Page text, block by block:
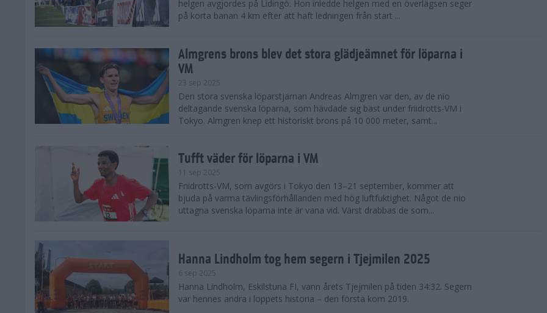
helgen avgjordes på Lidingö. Hon inledde helgen med en överlägsen seger
på korta banan 4 km efter att haft ledningen från start ...
Almgrens brons blev det stora glädjeämnet för löparna i
VM
23 sep 2025
Den stora svenska löparstjärnan Andreas Almgren var den, av de nio
deltagande svenska löparna, som hävdade sig bäst under friidrotts-VM i
Tokyo. Almgren knep ett historiskt brons på 10 000 meter, samt...
Tufft väder för löparna i VM
11 sep 2025
Friidrotts-VM, som avgörs i Tokyo den 13–21 september, kommer att
bjuda på varma tävlingsförhållanden med hög luftfuktighet. Något de nio
uttagna svenska löparna inte är vana vid. Värst drabbas de som...
Hanna Lindholm tog hem segern i Tjejmilen 2025
6 sep 2025
Hanna Lindholm, Eskilstuna FI, vann årets Tjejmilen på tiden 34:32. Segern
var hennes andra i loppets historia – den första kom 2019.